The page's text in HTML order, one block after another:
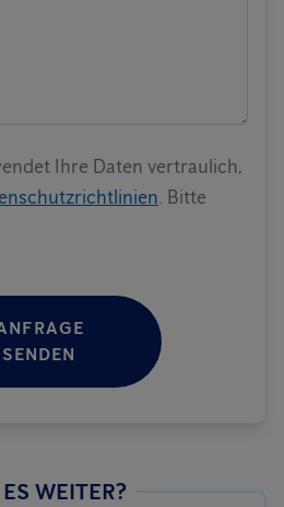
Ihre Daten vertraulich,
. Bitte
SENDEN
WEITER?